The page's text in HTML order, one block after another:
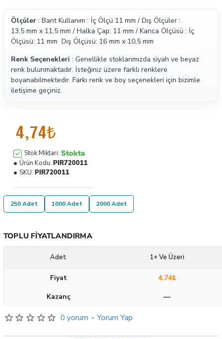
Ölçüler : Bant Kullanım : İç Ölçü 11 mm / Dış Ölçüler :
13,5 mm x 11,5 mm / Halka Çap: 11 mm / Kanca Ölçüsü : İç
Ölçüsü: 11 mm Dış Ölçüsü: 16 mm x 10,5 mm
Renk Seçenekleri : Genellikle stoklarımızda siyah ve beyaz
renk bulunmaktadır. İsteğiniz üzere farklı renklere
boyanabilmektedir. Farkı renk ve boy seçenekleri için bizimle
iletişime geçiniz.
0 yorum - Yorum Yap
4,74₺
Stok Miktarı: Stokta
Ürün Kodu: PIR720011
SKU: PIR720011
250 Adet 1000 Adet 2000 Adet
TOPLU FIYATLANDIRMA
Adet 1+ Ve Üzeri
Fiyat
4,74₺
Kazanç
—